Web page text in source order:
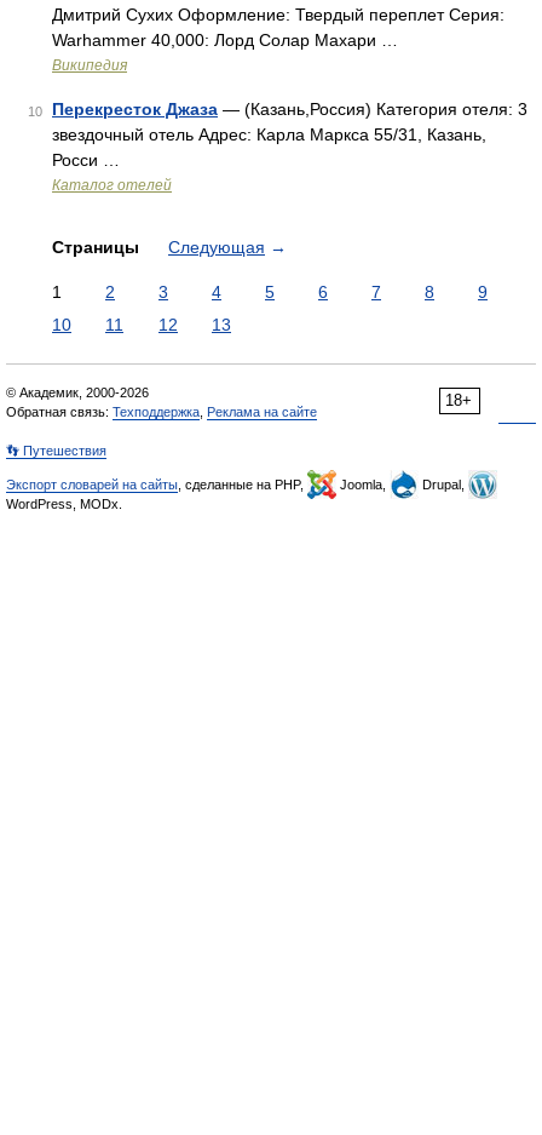
Дмитрий Сухих Оформление: Твердый переплет Серия:
Warhammer 40,000: Лорд Солар Махари …
Википедия
10 Перекресток Джаза — (Казань,Россия) Категория отеля: 3
звездочный отель Адрес: Карла Маркса 55/31, Казань,
Росси …
Каталог отелей
Страницы Следующая →
1 2 3 4 5 6 7 8
9
10
11 12 13
18+
© Академик, 2000-2026
Обратная связь: Техподдержка Реклама на сайте
👣 Путешествия
Экспорт словарей на сайты , сделанные на PHP, Joomla,
Drupal,
WordPress, MODx.